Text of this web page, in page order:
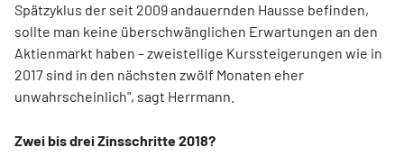
Spätzyklus der seit 2009 andauernden Hausse befinden,
sollte man keine überschwänglichen Erwartungen an den
Aktienmarkt haben – zweistellige Kurssteigerungen wie in
2017 sind in den nächsten zwölf Monaten eher
unwahrscheinlich", sagt Herrmann.
Zwei bis drei Zinsschritte 2018?